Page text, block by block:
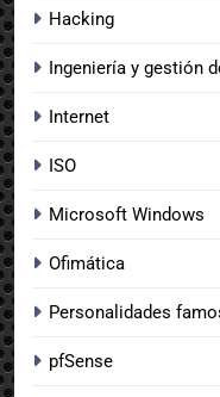
Hacking
Ingeniería y gestión
Internet
ISO
Microsoft Windows
Ofimática
Personalidades
pfSense